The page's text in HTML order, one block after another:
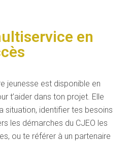
en
jeunesse est disponible en
t’aider dans ton projet. Elle
situation, identifier tes besoins
les démarches du CJEO les
ou te référer à un partenaire